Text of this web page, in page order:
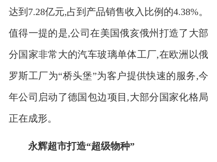
达到7.28亿元,占到产品销售收入比例的4.38%。
值得一提的是,公司在美国俄亥俄州打造了大部
分国家非常大的汽车玻璃单体工厂,在欧洲以俄
罗斯工厂为“桥头堡”为客户提供快速的服务,今
年公司启动了德国包边项目,大部分国家化格局
正在成形。
永辉超市打造“超级物种”